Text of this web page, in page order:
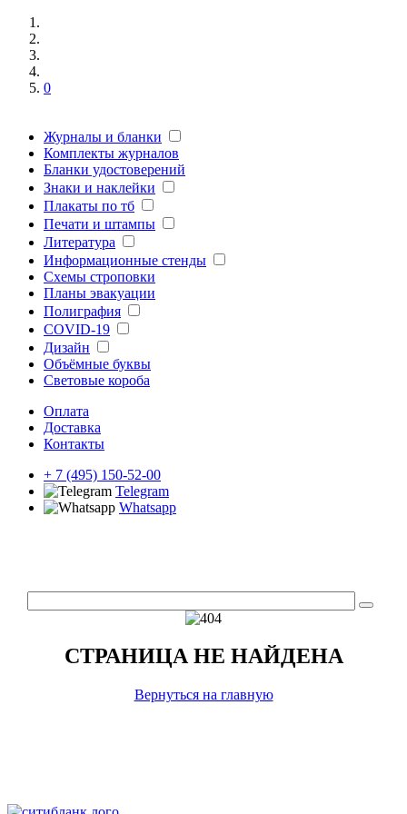
0
Журналы и бланки
Комплекты журналов
Бланки удостоверений
Знаки и наклейки
Плакаты по тб
Печати и штампы
Литература
Информационные стенды
Схемы строповки
Планы эвакуации
Полиграфия
COVID-19
Дизайн
Объёмные буквы
Световые короба
Оплата
Доставка
Контакты
+ 7 (495) 150-52-00
Telegram
Whatsapp
СТРАНИЦА НЕ НАЙДЕНА
Вернуться на главную